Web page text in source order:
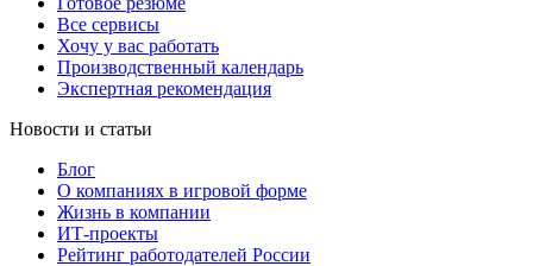
Все сервисы
Хочу у вас работать
Производственный календарь
Экспертная рекомендация
Новости и статьи
Блог
О компаниях в игровой форме
Жизнь в компании
ИТ-проекты
Рейтинг работодателей России